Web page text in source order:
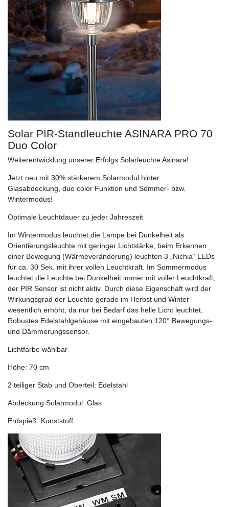
Solar PIR-Standleuchte ASINARA PRO 70
Duo Color
Weiterentwicklung unserer Erfolgs Solarleuchte Asinara!
Jetzt neu mit 30% stärkerem Solarmodul hinter
Glasabdeckung, duo color Funktion und Sommer- bzw.
Wintermodus!
Optimale Leuchtdauer zu jeder Jahreszeit
Im Wintermodus leuchtet die Lampe bei Dunkelheit als
Orientierungsleuchte mit geringer Lichtstärke, beim Erkennen
einer Bewegung (Wärmeveränderung) leuchten 3 „Nichia“ LEDs
für ca. 30 Sek. mit ihrer vollen Leuchtkraft. Im Sommermodus
leuchtet die Leuchte bei Dunkelheit immer mit voller Leuchtkraft,
der PIR Sensor ist nicht aktiv. Durch diese Eigenschaft wird der
Wirkungsgrad der Leuchte gerade im Herbst und Winter
wesentlich erhöht, da nur bei Bedarf das helle Licht leuchtet.
Robustes Edelstahlgehäuse mit eingebauten 120° Bewegungs-
und Dämmerungssensor.
Lichtfarbe wählbar
Höhe: 70 cm
2 teiliger Stab und Oberteil: Edelstahl
Abdeckung Solarmodul: Glas
Erdspieß: Kunststoff